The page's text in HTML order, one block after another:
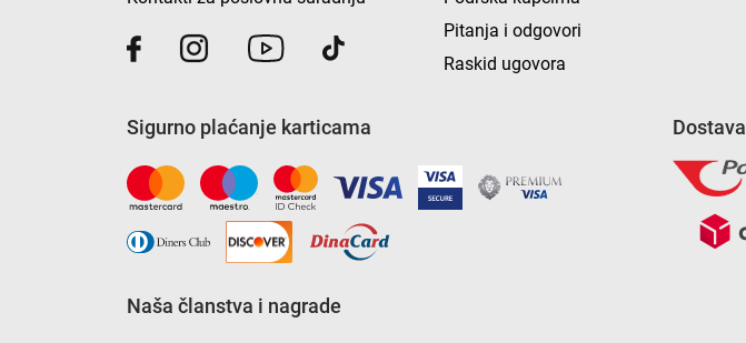
Pitanja i odgovori
Raskid ugovora
Sigurno plaćanje karticama
Naša članstva i nagrade
Dostava